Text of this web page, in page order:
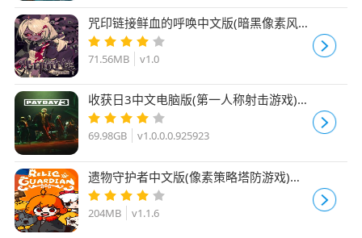
咒印链接鲜血的呼唤中文版(暗黑像素风动
作Roguelike游戏) v1.0 免安装版
71.56MB v1.0
收获日3中文电脑版(第一人称射击游戏)
PAYDAY 3 v1.0.0.0.925923 免安装版
69.98GB v1.0.0.0.925923
遗物守护者中文版(像素策略塔防游戏)
Relic Guardian v1.1.6 免安装版
204MB v1.1.6